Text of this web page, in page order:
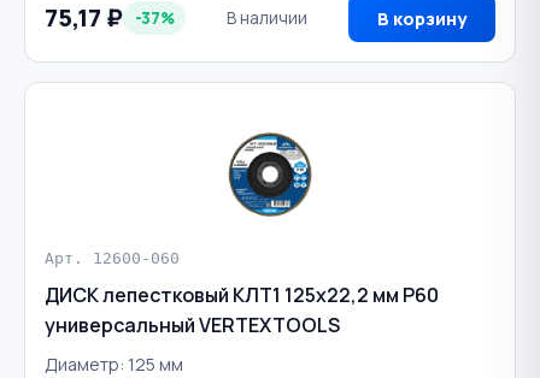
75,17 ₽ -37% В наличии В корзину
Арт. 12600-060
ДИСК лепестковый КЛТ1 125х22,2 мм Р60
универсальный VERTEXTOOLS
Диаметр: 125 мм